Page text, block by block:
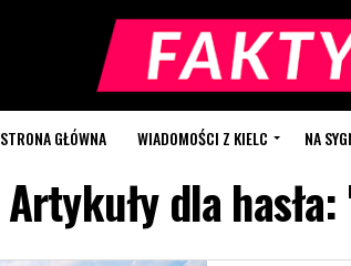
STRONA GŁÓWNA WIADOMOŚCI Z KIELC NA
Artykuły dla